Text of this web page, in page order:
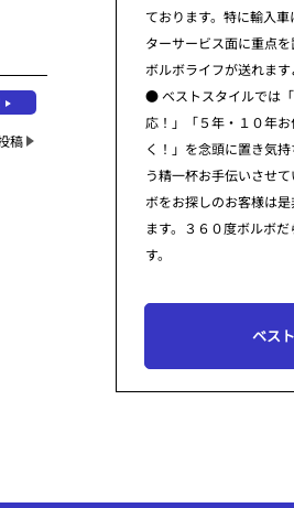
稿
ております。特に輸入
ターサービス面に重点
ボルボライフが送れます
● ベストスタイルでは
応！」「５年・１０年
く！」を念頭に置き気
う精一杯お手伝いさせ
ボをお探しのお客様は
ます。３６０度ボルボ
す。
ベス